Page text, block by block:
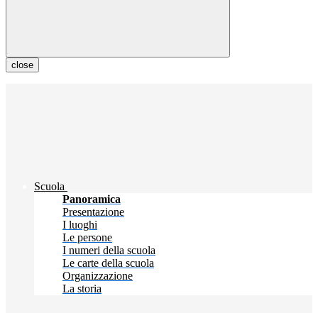
close
Scuola
Panoramica
Presentazione
I luoghi
Le persone
I numeri della scuola
Le carte della scuola
Organizzazione
La storia